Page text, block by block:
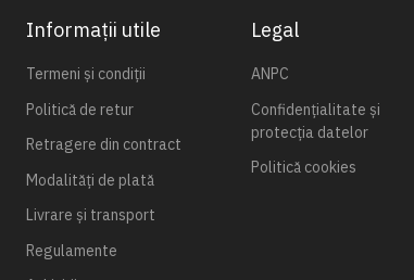
Informații utile
Termeni și condiții
Politică de retur
Retragere din contract
Modalități de plată
Livrare și transport
Regulamente
Legal
ANPC
Confidențialitate și
protecția datelor
Politică cookies